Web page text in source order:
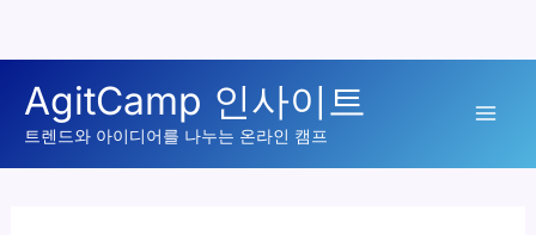
로
AgitCamp 인사이트
트렌드와 아이디어를 나누는 온라인 캠프